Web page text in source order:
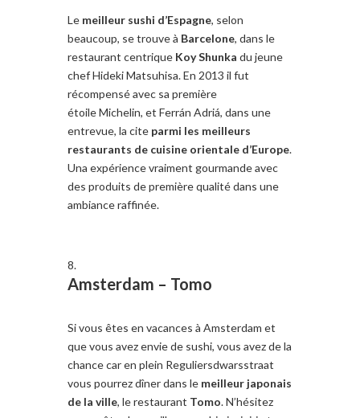
Le meilleur sushi d’Espagne, selon
beaucoup, se trouve à Barcelone, dans le
restaurant centrique Koy Shunka du jeune
chef Hideki Matsuhisa. En 2013 il fut
récompensé avec sa première
étoile Michelin, et Ferrán Adriá, dans une
entrevue, la cite parmi les meilleurs
restaurants de cuisine orientale d’Europe.
Una expérience vraiment gourmande avec
des produits de première qualité dans une
ambiance raffinée.
Amsterdam – Tomo
Si vous êtes en vacances à Amsterdam et
que vous avez envie de sushi, vous avez de la
chance car en plein Reguliersdwarsstraat
vous pourrez dîner dans le meilleur japonais
de la ville, le restaurant Tomo. N’hésitez